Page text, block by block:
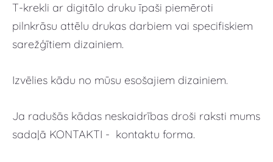
T-krekli ar digitālo druku īpaši piemēroti
pilnkrāsu attēlu drukas darbiem vai specifiskiem
sarežģītiem dizainiem.
Izvēlies kādu no mūsu esošajiem dizainiem.
Ja radušās kādas neskaidrības droši raksti mums
sadaļā KONTAKTI - kontaktu forma.